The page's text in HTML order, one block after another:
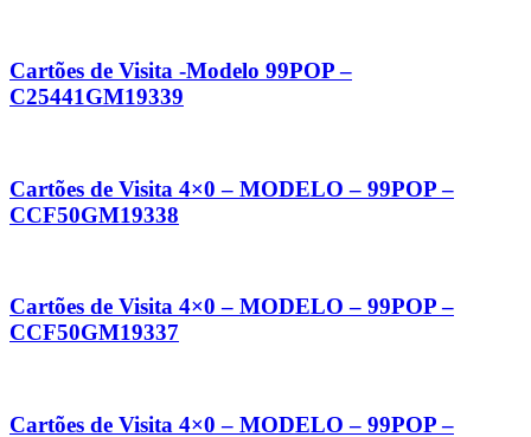
Cartões de Visita -Modelo 99POP –
C25441GM19339
Cartões de Visita 4×0 – MODELO – 99POP –
CCF50GM19338
Cartões de Visita 4×0 – MODELO – 99POP –
CCF50GM19337
Cartões de Visita 4×0 – MODELO – 99POP –